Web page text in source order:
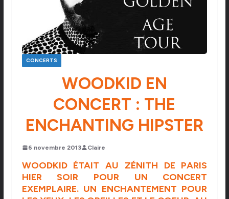
CONCERTS
WOODKID EN
CONCERT : THE
ENCHANTING HIPSTER
6 novembre 2013 Claire
WOODKID ÉTAIT AU ZÉNITH DE PARIS
HIER SOIR POUR UN CONCERT
EXEMPLAIRE. UN ENCHANTEMENT POUR